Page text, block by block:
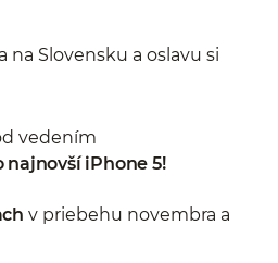
Slovensku a oslavu si
vedením
najnovší iPhone 5!
v priebehu novembra a